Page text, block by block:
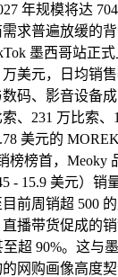
年规模将达
求普遍放缓的背
墨西哥站正式
美元，日均销
码、影音设备
、231 万比索、
美元的
榜榜首，Meoky
- 15.9 美元）销
前周销超 500
播带货促成的
超 90%。这与
网购画像高度